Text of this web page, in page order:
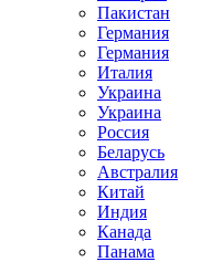
Пакистан
Германия
Германия
Италия
Украина
Украина
Россия
Беларусь
Австралия
Китай
Индия
Канада
Панама